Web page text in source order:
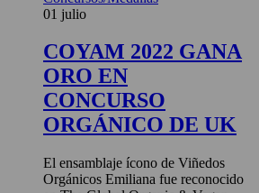
01 julio
COYAM 2022 GANA
ORO EN
CONCURSO
ORGÁNICO DE UK
El ensamblaje ícono de Viñedos
Orgánicos Emiliana fue reconocido